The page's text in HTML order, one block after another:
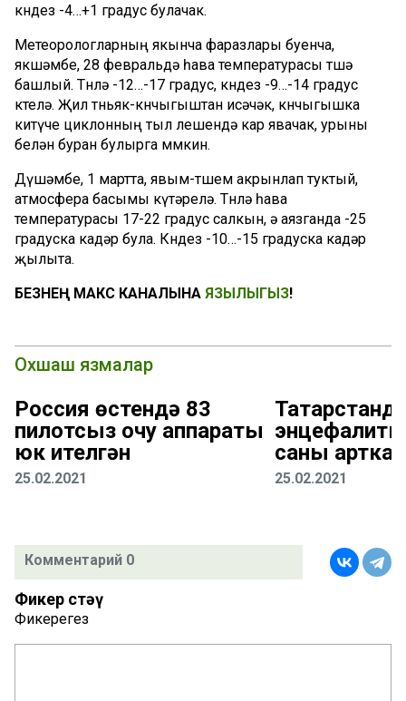
көндез -4…+1 градус булачак.
Метеорологларның якынча фаразлары буенча,
якшәмбе, 28 февральдә һава температурасы төшә
башлый. Төнлә -12…-17 градус, көндез -9…-14 градус
көтелә. Җил төньяк-көнчыгыштан исәчәк, көнчыгышка
китүче циклонның тыл өлешендә кар явачак, урыны
белән буран булырга мөмкин.
Дүшәмбе, 1 мартта, явым-төшем акрынлап туктый,
атмосфера басымы күтәрелә. Төнлә һава
температурасы 17-22 градус салкын, ә аязганда -25
градуска кадәр була. Көндез -10…-15 градуска кадәр
җылыта.
БЕЗНЕҢ МАКС КАНАЛЫНА ЯЗЫЛЫГЫЗ!
Охшаш язмалар
Россия өстендә 83
пилотсыз очу аппараты
юк ителгән
25.02.2021
саны арткан
25.02.2021
Комментарий 0
Фикер өстәү
Фикерегез